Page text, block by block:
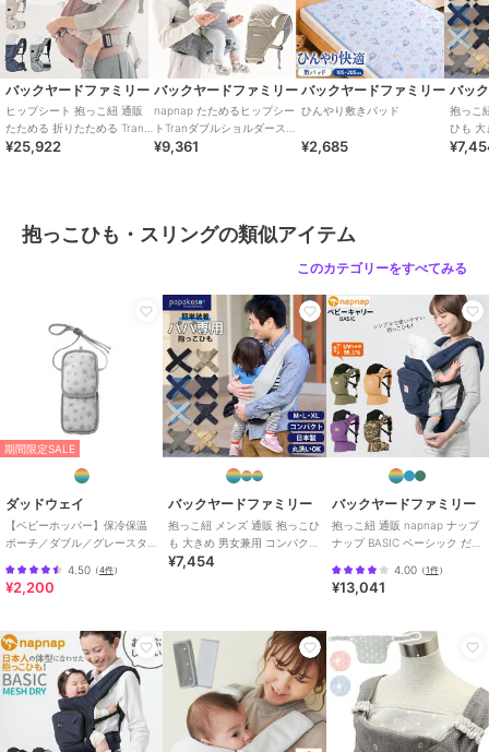
[詰物]ポリエステル・ポリウレタン
[フレーム]アルミ合金
・フレームカバー
[表地]ポリエステル100%
[詰め物]発泡ポリエチレン
【生産国】 中国
【サイズ】
[ショルダーベルト]約84cm～約144cm（調節可能）
※サイズは当店平置き実寸サイズです。実際の商品とは多少の誤差が
[本体重量]ヒップシート台座：約650g
シングルショルダーパーツ：約230g
[付属品を含む重量]約880g
【注意点】
※対象月齢：腰すわり（7ヶ月ごろ～）体重約20kgまで（※パーツによ
って使用月齢が変化します。）
※装着の際はお子さまを必ず手で支えてください。ヒップシート座面
のみで使用の場合は必ず両手で支えてください。
※使用する前に、フレームが完全に開いていることを確認してからお
子さまを乗せてください。
※お子さまの乗せ降ろしは安全な場所で行ってください。
※お子さまの状態に注意しながら使用してください。のけぞったり、
姿勢が安定しない場合は、使用を中止してください。
さい。
※各部にあるバックル・ファスナー・面ファスナーが確実に留まって
いることを確認してください。
※各部にあるベルト・ストラップの長さをお子さまや使用者に合わせ
て調節してください。
※製品にほつれやキズ・破れがあった際、またはバックル等が破損し
バックヤードファミリー
ヒップシート 抱っこ紐 通販
たためる 折りたためる Tran
ダブルショルダー 便利グッズ
¥25,922
バックヤードファミリー
napnap たためるヒップシー
トTranダブルショルダースト
ラップ
¥9,361
バックヤードファミリー
ひんやり敷きパッド
¥2,685
バッ
抱っこ
ひも 大
クト 折
抱っこひも・スリングの類似アイテム
このカテゴリーをすべてみる
期間限定SALE
ダッドウェイ
【ベビーホッパー】保冷保温
ポーチ／ダブル／グレースタ
4.50 （4件）
¥2,200
バックヤードファミリー
抱っこ紐 メンズ 通販 抱っこひ
も 大きめ 男女兼用 コンパクト
折りたたみ 洗える papakos
¥7,454
バックヤードファミリー
抱っこ紐 通販 napnap ナップ
ナップ BASIC ベーシック だっ
4.00（1件）
¥13,041